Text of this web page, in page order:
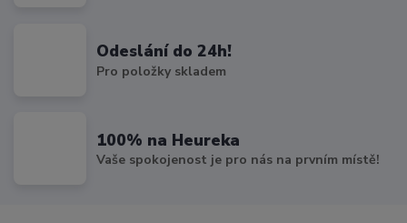
Odeslání do 24h!
Pro položky skladem
100% na Heureka
Vaše spokojenost je pro nás na prvním místě!